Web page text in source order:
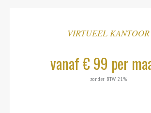
VIRTUEEL KANTOOR
vanaf € 99 per
zonder BTW 21%